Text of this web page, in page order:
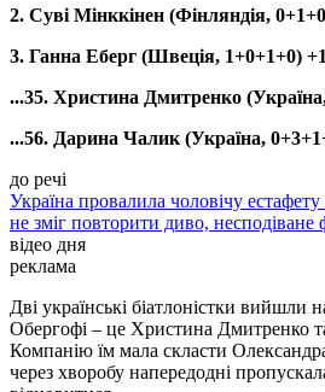
2. Суві Мінккінен (Фінляндія,
3. Ганна Еберг (Швеція, 1+0+1+0)
...35. Христина Дмитренко
...56. Дарина Чалик (Україна,
до речі
Україна провалила чоловічу
не зміг повторити диво, несподіване
відео дня
реклама
Дві українські біатлоністки вийшли
Обергофі – це Христина Дмитренко
Компанію їм мала скласти
через хворобу напередодні